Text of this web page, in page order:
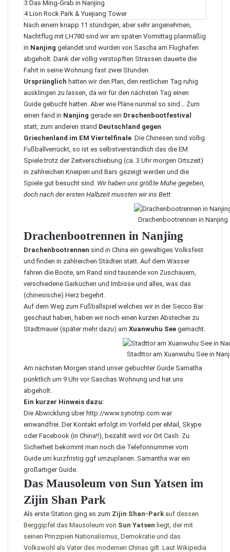
3 Das Ming-Grab in Nanjing
4 Lion Rock Park & Yuejiang Tower
Nach einem knapp 11 stündigen, aber sehr angenehmen,
Nachtflug mit LH780 sind wir am späten Vormittag planmäßig
in Nanjing gelandet und wurden von Sascha am Flughafen
abgeholt. Dank der völlig verstopften Strassen dauerte die
Fahrt in seine Wohnung fast zwei Stunden.
Ursprünglich hatten wir den Plan, den restlichen Tag ruhig
ausklingen zu lassen, da wir für den nächsten Tag einen
Guide gebucht hatten. Aber wie Pläne nunmal so sind… Zum
einen fand in Nanjing gerade ein Drachenbootfestival
statt, zum anderen stand Deutschland gegen
Griechenland im EM Viertelfinale. Die Chinesen sind völlig
Fußballverrückt, so ist es selbstverständlich das die EM
Spiele trotz der Zeitverschiebung (ca. 3 Uhr morgen Ortszeit)
in zahlreichen Kneipen und Bars gezeigt werden und die
Spiele gut besucht sind. Wir haben uns größte Mühe gegeben,
doch nach der ersten Halbzeit mussten wir ins Bett.
Drachenbootrennen in Nanjing
Drachenbootrennen in Nanjing
Drachenbootrennen sind in China ein gewaltiges Volksfest
und finden in zahlreichen Städten statt. Auf dem Wasser
fahren die Boote, am Rand sind tausende von Zuschauern,
verschiedene Garküchen und Imbisse und alles, was das
(chinesische) Herz begehrt.
Auf dem Weg zum Fußballspiel welches wir in der Secco Bar
geschaut haben, haben wir noch einen kurzen Abstecher zu
Stadtmauer (später mehr dazu) am Xuanwuhu See gemacht.
Stadttor am Xuanwuhu See in
Am nächsten Morgen stand unser gebuchterGuide Samatha
pünktlich um 9 Uhr vor Saschas Wohnung und hat uns
abgeholt.
Ein kurzer Hinweis dazu:
Die Abwicklung über http://www.synotrip.com war
einwandfrei. Der Kontakt erfolgt im Vorfeld per eMail, Skype
oder Facebook (in China!!), bezahlt wird vor Ort Cash. Zu
Sicherheit bekommt man noch die Telefonnummer vom
Guide um kurzfristig ggf umzuplanen. Samantha war ein
großartiger Guide.
Das Mausoleum von Sun Yatsen im
Zijin Shan Park
Als erste Station ging es zum Zijin Shan-Park auf dessen
Berggipfel das Mausoleum von Sun Yatsen liegt, der mit
seinen Prinzipien Nationalismus, Demokratie und das
Volkswohl als Vater des modernen Chinas gilt. Laut Wikipedia